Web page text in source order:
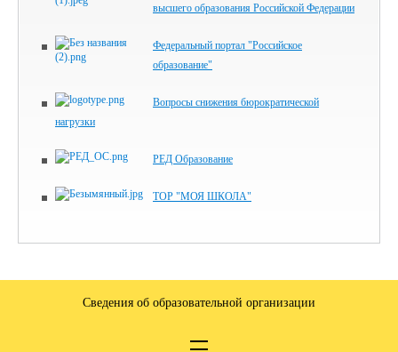
высшего образования Российской Федерации
Федеральный портал "Российское
образование"
Вопросы снижения бюрократической
нагрузки
РЕД Образование
ТОР "МОЯ ШКОЛА"
Сведения об образовательной организации